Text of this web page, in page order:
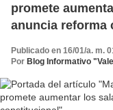
promete
anuncia reforma
Publicado en 16/01/a. m.
Por Blog Informativo